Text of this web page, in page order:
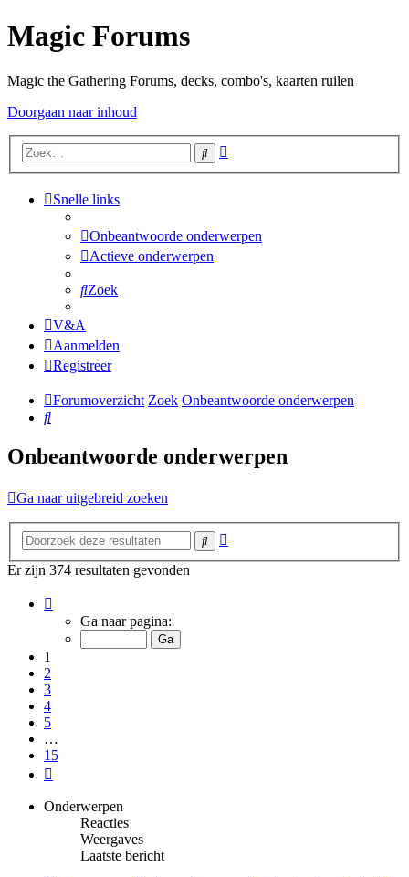
Magic Forums
Magic the Gathering Forums, decks, combo's, kaarten ruilen
Doorgaan naar inhoud
Zoek
Snelle links
Onbeantwoorde onderwerpen
Actieve onderwerpen
Zoek
V&A
Aanmelden
Registreer
Forumoverzicht Zoek Onbeantwoorde onderwerpen
Zoek
Onbeantwoorde onderwerpen
Ga naar uitgebreid zoeken
Zoek
Er zijn 374 resultaten gevonden
van
Ga naar pagina:
1
2
3
4
5
…
15
Onderwerpen
Reacties
Weergaves
Laatste bericht